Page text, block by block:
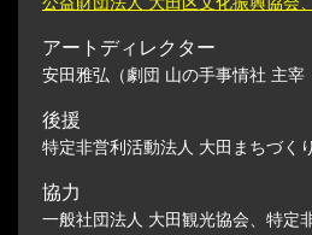
アートディレクター
安田雅弘（劇団 山の手事情社 主宰
後援
特定非営利活動法人 大田まちづく
協力
一般社団法人 大田観光協会、特定